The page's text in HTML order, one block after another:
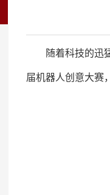
随着科技的迅
届机器人创意大赛